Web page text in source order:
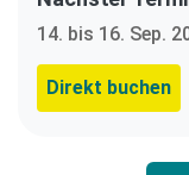
14. bis 16. Sep.
Direkt buchen